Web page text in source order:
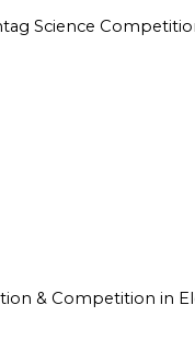
Science
& Competition in